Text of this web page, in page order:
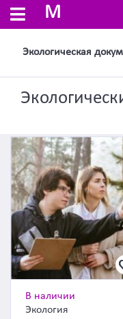
M
Экологическая
В наличии
Экология